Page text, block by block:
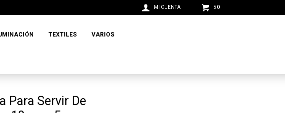
TEXTILES VARIOS
$ 0
Para Servir De